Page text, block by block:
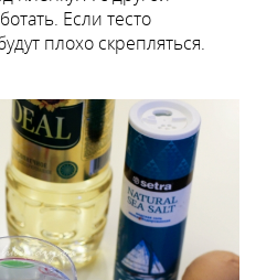
Если тесто
плохо скрепляться.